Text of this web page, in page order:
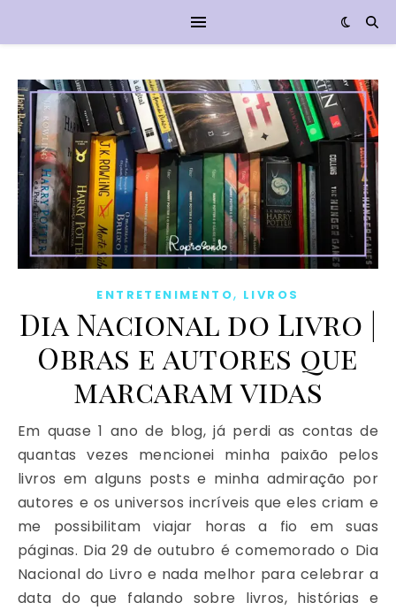
ENTRETENIMENTO, LIVROS
Dia Nacional do Livro |
Obras e autores que
marcaram vidas
Em quase 1 ano de blog, já perdi as contas de
quantas vezes mencionei minha paixão pelos
livros em alguns posts e minha admiração por
autores e os universos incríveis que eles criam e
me possibilitam viajar horas a fio em suas
páginas. Dia 29 de outubro é comemorado o Dia
Nacional do Livro e nada melhor para celebrar a
data do que falando sobre livros, histórias e